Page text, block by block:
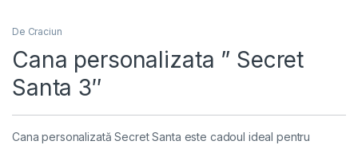
De Craciun
Cana personalizata ” Secret
Santa 3″
Cana personalizată Secret Santa este cadoul ideal pentru